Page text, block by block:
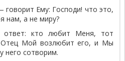
Ему: Господи! что это,
нам, а не миру?
ответ: кто любит Меня, тот
Мой возлюбит его, и Мы
него сотворим.